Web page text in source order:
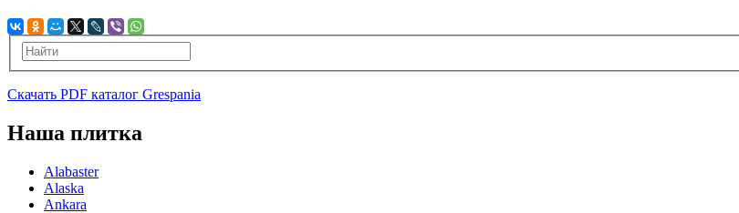
Скачать PDF каталог Grespania
Наша плитка
Alabaster
Alaska
Ankara